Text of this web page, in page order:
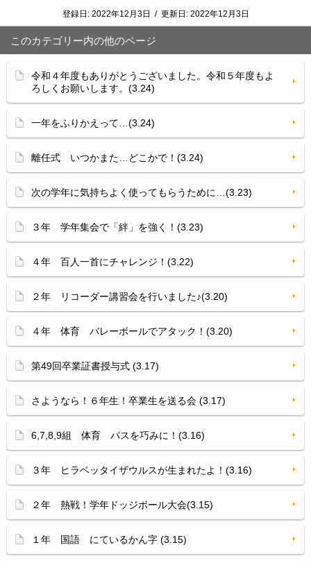
登録日: 2022年12月3日 / 更新日: 2022年12月3日
このカテゴリー内の他のページ
令和４年度もありがとうございました。令和５年度もよ
ろしくお願いします。(3.24)
一年をふりかえって…(3.24)
離任式 いつかまた…どこかで！(3.24)
次の学年に気持ちよく使ってもらうために…(3.23)
３年 学年集会で「絆」を強く！(3.23)
４年 百人一首にチャレンジ！(3.22)
２年 リコーダー講習会を行いました♪(3.20)
４年 体育 バレーボールでアタック！(3.20)
第49回卒業証書授与式 (3.17)
さようなら！６年生！卒業生を送る会 (3.17)
6,7,8,9組 体育 パスを巧みに！(3.16)
３年 ヒラベッタイザウルスが生まれたよ！(3.16)
２年 熱戦！学年ドッジボール大会(3.15)
１年 国語 にているかん字 (3.15)